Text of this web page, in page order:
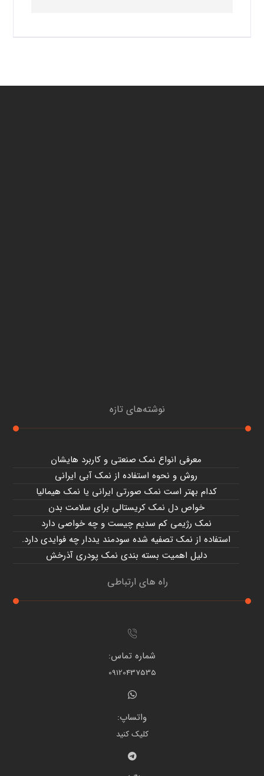
نوشته‌های تازه
معرفی انواع نمک صنعتی و کاربرد هایشان
روش و نحوه استفاده از نمک آبی ایرانی
کدام بهتر است نمک صورتی ایرانی یا نمک هیمالیا
خواص دل نمک کریستالی برای سلامت بدن
نمک رژیمی کم سدیم چیست و چه خواصی دارد
استفاده از نمک تصفیه شده سودمند یددار چه فوایدی دارد.
دلیل اهمیت بسته بندی نمک پودری آذرخش
راه های ارتباطی
شماره تماس:
09120437535
واتساپ:
کلیک کنید